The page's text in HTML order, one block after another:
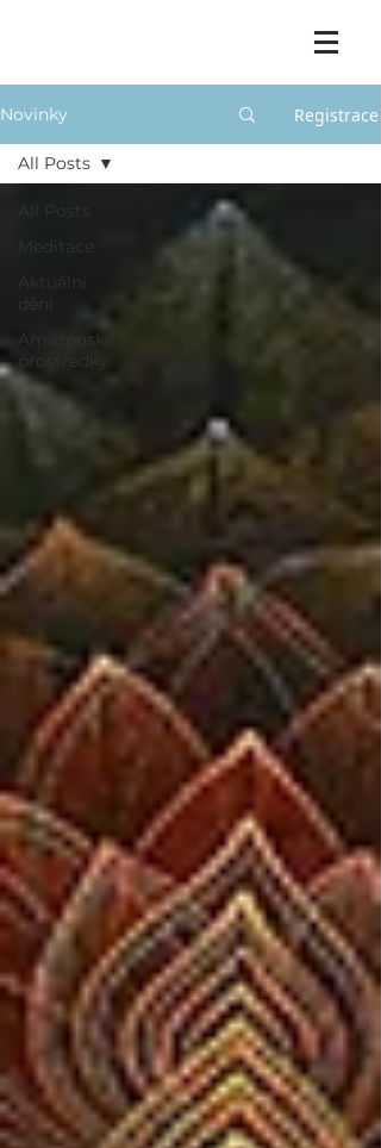
Novinky Registrace
All Posts
Meditace
Aktuální
dění
Amazonské
prostředky
All Posts